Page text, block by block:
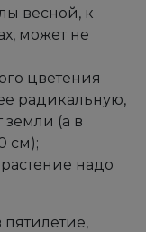
весной, к
может не
цветения
радикальную,
земли (а в
см);
надо